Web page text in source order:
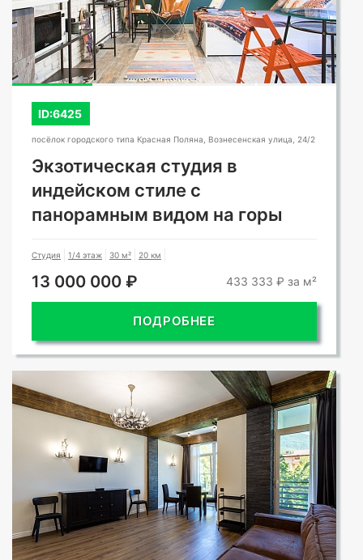
СМОТРЕТЬ ВСЕ ФОТО
ID:6425
посёлок городского типа Красная Поляна, Вознесенская улица, 24/2
Экзотическая студия в
индейском стиле с
панорамным видом на горы
Студия 1/4 этаж 30 м² 20 км
13 000 000 ₽ 433 333 ₽ за м²
ПОДРОБНЕЕ
СМОТРЕТЬ ВСЕ ФОТО